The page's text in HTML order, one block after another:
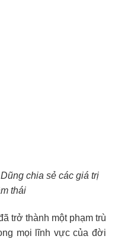
chia sẻ các giá trị
thái
trở thành một phạm trù
mọi lĩnh vực của đời